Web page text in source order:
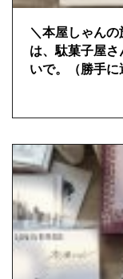
＼本屋しゃん
は、駄菓子屋
いで。（勝手に